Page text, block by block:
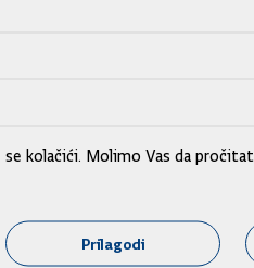
energije Sincro.Grid, koji
energije – HOPS,
je, prije svega, dokaz
kolačići. Molimo Vas da
Prilagodi